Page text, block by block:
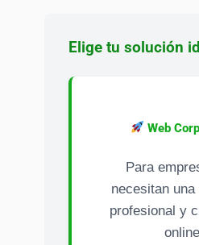
Elige tu solución
Web
Para
necesitan
profesional y